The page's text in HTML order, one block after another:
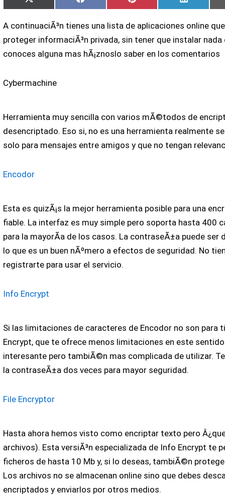
en
X
(Twitter)
en
Facebook
en
Pinterest
en
LinkedIn
A continuaciÃ³n tienes una lista de aplicaciones online
proteger informaciÃ³n privada, sin tener que instalar nada
conoces alguna mas hÃ¡znoslo saber en los comentarios
Cybermachine
Herramienta muy sencilla con varios mÃ©todos de
desencriptado. Eso si, no es una herramienta realmente
solo para mensajes entre amigos y que no tengan
Encodor
Esta es quizÃ¡s la mejor herramienta posible para una
fiable. La interfaz es muy simple pero soporta hasta 400
para la mayorÃ­a de los casos. La contraseÃ±a puede ser
lo que es un buen nÃºmero a efectos de seguridad. No
registrarte para usar el servicio.
Info Encrypt
Si las limitaciones de caracteres de Encodor no son para
Encrypt, que te ofrece menos limitaciones en este
interesante pero tambiÃ©n mas complicada de utilizar.
la contraseÃ±a dos veces para mayor seguridad.
File Encryptor
Hasta ahora hemos visto como encriptar texto pero
archivos). Esta versiÃ³n especializada de Info Encrypt te
ficheros de hasta 10 Mb y, si lo deseas, tambiÃ©n
Los archivos no se almacenan online sino que debes
encriptados y enviarlos por otros medios.